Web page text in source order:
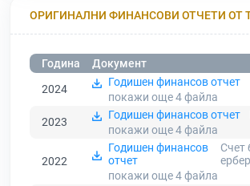
ОРИГИНАЛНИ ФИНАНСОВИ ОТЧЕТИ ОТ
Година
Документ
2024
Годишен финансов отчет
покажи още 4файла
2023
Годишен финансов отчет
покажи още 4файла
2022
Годишен финансов
отчет
Счет
покажи още 4файла